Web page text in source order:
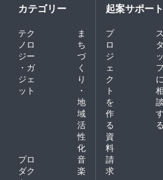
カテゴリー
テク
ノロ
ジー
・ガ
ジェ
ット
ま
ち
づ
く
り
・
地
域
活
性
化
プロ
ダク
音
楽
起案サポート
プ
ロ
ジ
ェ
ク
ト
を
作
る
ス
タ
ッ
フ
に
相
談
す
る
資
料
請
求